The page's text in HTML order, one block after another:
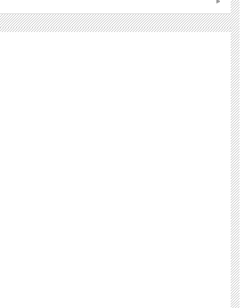
度の優れたT6アルミ材から削り出し
なる場合があります。